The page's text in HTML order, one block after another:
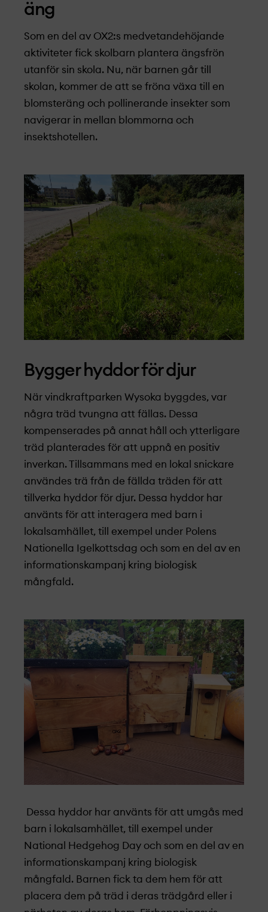
äng
Som en del av OX2:s medvetandehöjande
aktiviteter fick skolbarn plantera ängsfrön
utanför sin skola. Nu, när barnen går till
skolan, kommer de att se fröna växa till en
blomsteräng och pollinerande insekter som
navigerar in mellan blommorna och
insektshotellen.
Bygger hyddor för djur
När vindkraftparken Wysoka byggdes, var
några träd tvungna att fällas. Dessa
kompenserades på annat håll och ytterligare
träd planterades för att uppnå en positiv
inverkan. Tillsammans med en lokal snickare
användes trä från de fällda träden för att
tillverka hyddor för djur. Dessa hyddor har
använts för att interagera med barn i
lokalsamhället, till exempel under Polens
Nationella Igelkottsdag och som en del av en
informationskampanj kring biologisk
mångfald.
Dessa hyddor har använts för att umgås med
barn i lokalsamhället, till exempel under
National Hedgehog Day och som en del av en
informationskampanj kring biologisk
mångfald. Barnen fick ta dem hem för att
placera dem på träd i deras trädgård eller i